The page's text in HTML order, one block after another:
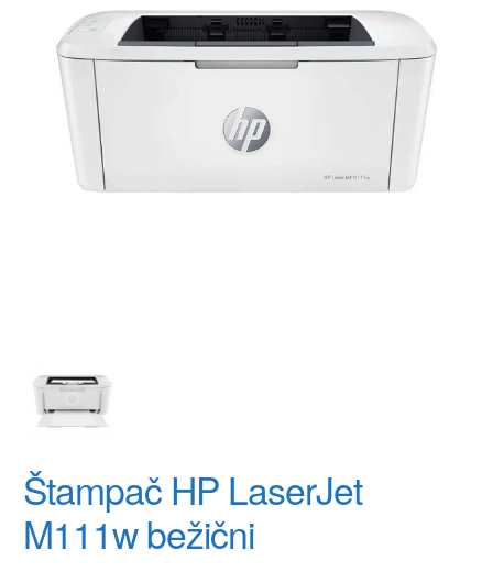
Štampač HP LaserJet
M111w bežični